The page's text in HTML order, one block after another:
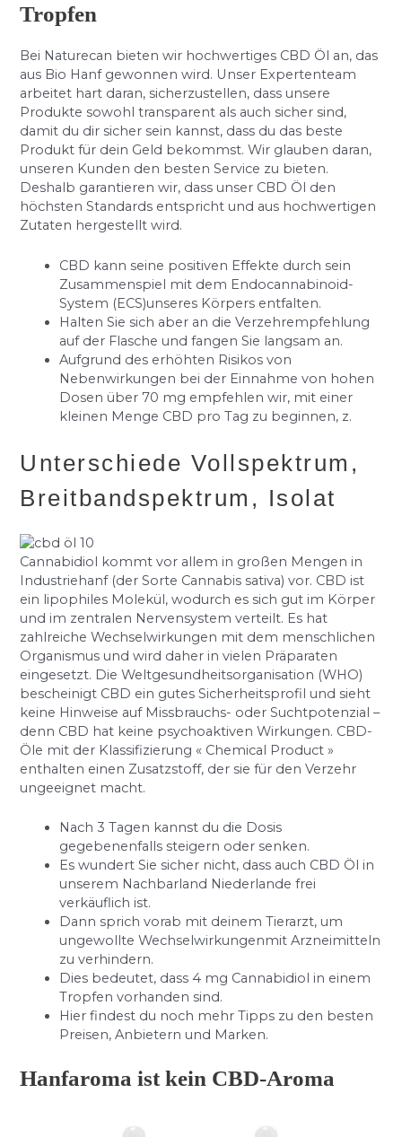
Tropfen
Bei Naturecan bieten wir hochwertiges CBD Öl an, das
aus Bio Hanf gewonnen wird. Unser Expertenteam
arbeitet hart daran, sicherzustellen, dass unsere
Produkte sowohl transparent als auch sicher sind,
damit du dir sicher sein kannst, dass du das beste
Produkt für dein Geld bekommst. Wir glauben daran,
unseren Kunden den besten Service zu bieten.
Deshalb garantieren wir, dass unser CBD Öl den
höchsten Standards entspricht und aus hochwertigen
Zutaten hergestellt wird.
CBD kann seine positiven Effekte durch sein
Zusammenspiel mit dem Endocannabinoid-
System (ECS)unseres Körpers entfalten.
Halten Sie sich aber an die Verzehrempfehlung
auf der Flasche und fangen Sie langsam an.
Aufgrund des erhöhten Risikos von
Nebenwirkungen bei der Einnahme von hohen
Dosen über 70 mg empfehlen wir, mit einer
kleinen Menge CBD pro Tag zu beginnen, z.
Unterschiede Vollspektrum,
Breitbandspektrum, Isolat
Cannabidiol kommt vor allem in großen Mengen in
Industriehanf (der Sorte Cannabis sativa) vor. CBD ist
ein lipophiles Molekül, wodurch es sich gut im Körper
und im zentralen Nervensystem verteilt. Es hat
zahlreiche Wechselwirkungen mit dem menschlichen
Organismus und wird daher in vielen Präparaten
eingesetzt. Die Weltgesundheitsorganisation (WHO)
bescheinigt CBD ein gutes Sicherheitsprofil und sieht
keine Hinweise auf Missbrauchs- oder Suchtpotenzial –
denn CBD hat keine psychoaktiven Wirkungen. CBD-
Öle mit der Klassifizierung « Chemical Product »
enthalten einen Zusatzstoff, der sie für den Verzehr
ungeeignet macht.
Nach 3 Tagen kannst du die Dosis
gegebenenfalls steigern oder senken.
Es wundert Sie sicher nicht, dass auch CBD Öl in
unserem Nachbarland Niederlande frei
verkäuflich ist.
Dann sprich vorab mit deinem Tierarzt, um
ungewollte Wechselwirkungenmit Arzneimitteln
zu verhindern.
Dies bedeutet, dass 4 mg Cannabidiol in einem
Tropfen vorhanden sind.
Hier findest du noch mehr Tipps zu den besten
Preisen, Anbietern und Marken.
Hanfaroma ist kein CBD-Aroma